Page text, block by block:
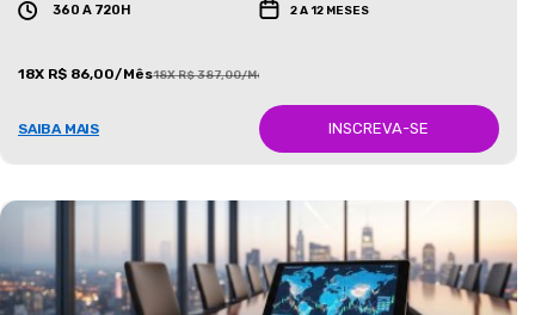
360 A 720H 2 A 12 MESES
18X R$ 86,00/Mês18X R$ 387,00/Mês
SAIBA MAIS INSCREVA-SE